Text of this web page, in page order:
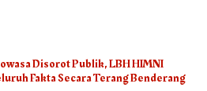
Disorot Publik, LBH HIMNI
Fakta Secara Terang Benderang